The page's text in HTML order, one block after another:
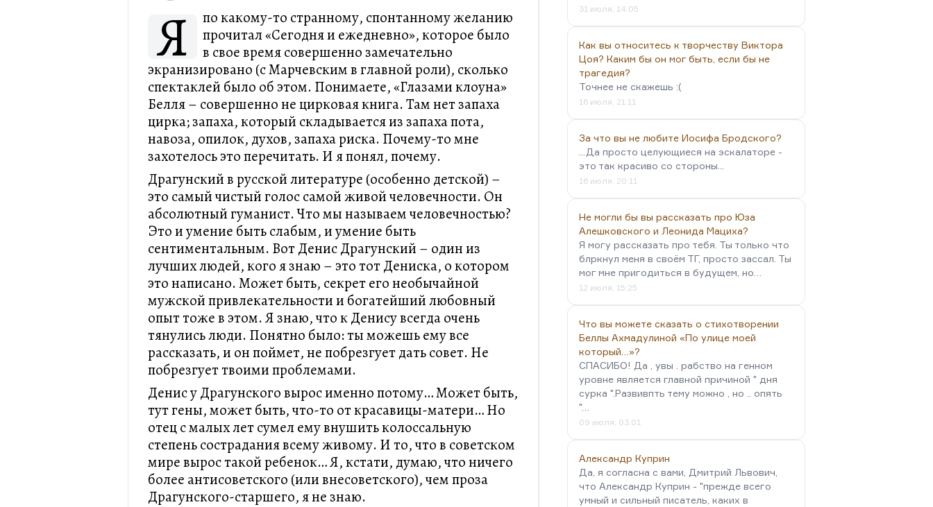
Я
по какому-то странному, спонтанному желанию
прочитал «Сегодня и ежедневно», которое было
в свое время совершенно замечательно
экранизировано (с Марчевским в главной роли), сколько
спектаклей было об этом. Понимаете, «Глазами клоуна»
Белля – совершенно не цирковая книга. Там нет запаха
цирка; запаха, который складывается из запаха пота,
навоза, опилок, духов, запаха риска. Почему-то мне
захотелось это перечитать. И я понял, почему.
Драгунский в русской литературе (особенно детской) –
это самый чистый голос самой живой человечности. Он
абсолютный гуманист. Что мы называем человечностью?
Это и умение быть слабым, и умение быть
сентиментальным. Вот Денис Драгунский – один из
лучших людей, кого я знаю – это тот Дениска, о котором
это написано. Может быть, секрет его необычайной
мужской привлекательности и богатейший любовный
опыт тоже в этом. Я знаю, что к Денису всегда очень
тянулись люди. Понятно было: ты можешь ему все
рассказать, и он поймет, не побрезгует дать совет. Не
побрезгует твоими проблемами.
Денис у Драгунского вырос именно потому… Может быть,
тут гены, может быть, что-то от красавицы-матери… Но
отец с малых лет сумел ему внушить колоссальную
степень сострадания всему живому. И то, что в советском
мире вырос такой ребенок… Я, кстати, думаю, что ничего
более антисоветского (или внесоветского), чем проза
Драгунского-старшего, я не знаю.
31 июля, 14:05
Как вы относитесь к творчеству Виктора
Цоя? Каким бы он мог быть, если бы не
трагедия?
Точнее не скажешь :(
16 июля, 21:11
За что вы не любите Иосифа Бродского?
...Да просто целующиеся на эскалаторе -
это так красиво со стороны...
16 июля, 20:11
Не могли бы вы рассказать про Юза
Алешковского и Леонида Мациха?
Я могу рассказать про тебя. Ты только что
блркнул меня в своём ТГ, просто зассал. Ты
мог мне пригодиться в будущем, но…
12 июля, 15:25
Что вы можете сказать о стихотворении
Беллы Ахмадулиной «По улице моей
который…»?
СПАСИБО! Да , увы . рабство на генном
уровне является главной причиной " дня
сурка ".Развивпть тему можно , но .. опять
"…
09 июля, 03:01
Александр Куприн
Да, я согласна с вами, Дмитрий Львович,
что Александр Куприн - "прежде всего
умный и сильный писатель, каких в